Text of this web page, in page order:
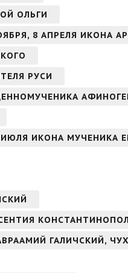
ОЛЬГИ
8 АПРЕЛЯ ИКОНА
РУСИ
ИЮЛЯ ИКОНА МУЧЕНИКА
ГАЛИЧСКИЙ,